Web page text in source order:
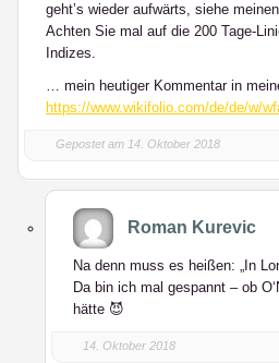
geht’s wieder aufwärts, siehe
Achten Sie mal auf die 200 Tage-
Indizes.
… mein heutiger Kommentar in
https://www.wikifolio.com/de/de/w/
Gepostet am 14. Oktober 2018
Roman Kurevic
Na denn muss es heißen: „In
Da bin ich mal gespannt – ob
hätte 😈
14. Oktober 2018